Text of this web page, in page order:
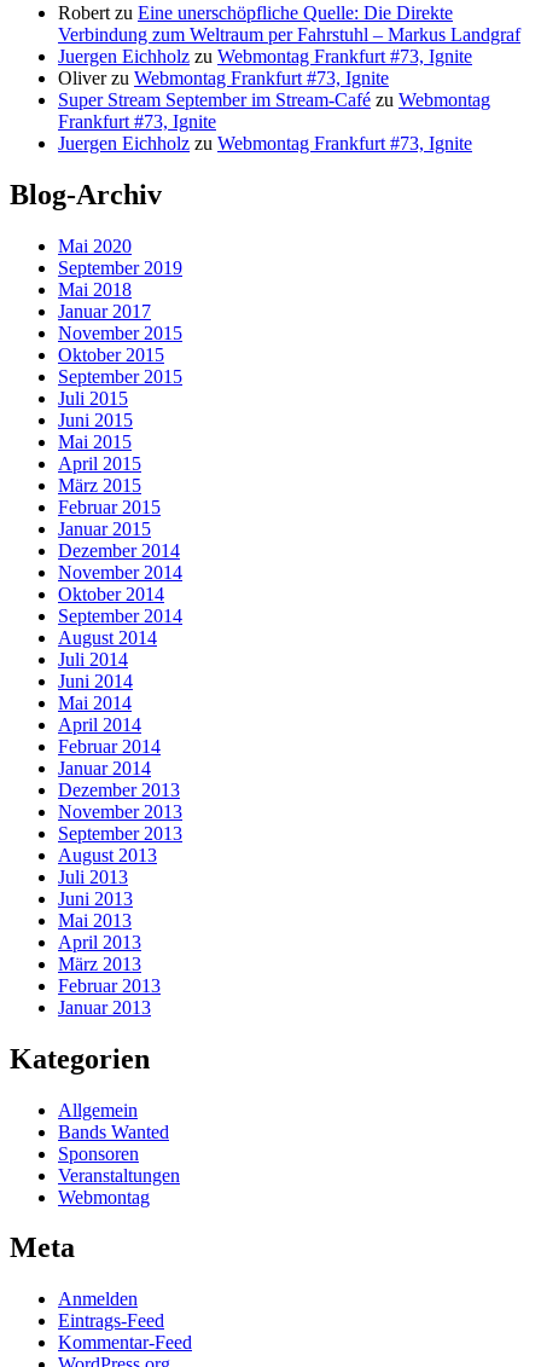
Robert zu Eine unerschöpfliche Quelle: Die Direkte
Verbindung zum Weltraum per Fahrstuhl – Markus Landgraf
Juergen Eichholz zu Webmontag Frankfurt #73, Ignite
Oliverzu Webmontag Frankfurt #73, Ignite
Super Stream September im Stream-Café zu Webmontag
Frankfurt #73, Ignite
Juergen Eichholz zu Webmontag Frankfurt #73, Ignite
Blog-Archiv
Mai 2020
September 2019
Mai 2018
Januar 2017
November 2015
Oktober 2015
September 2015
Juli 2015
Juni 2015
Mai 2015
April 2015
März 2015
Februar 2015
Januar 2015
Dezember 2014
November 2014
Oktober 2014
September 2014
August 2014
Juli 2014
Juni 2014
Mai 2014
April 2014
Februar 2014
Januar 2014
Dezember 2013
November 2013
September 2013
August 2013
Juli 2013
Juni 2013
Mai 2013
April 2013
März 2013
Februar 2013
Januar 2013
Kategorien
Allgemein
Bands Wanted
Sponsoren
Veranstaltungen
Webmontag
Meta
Anmelden
Eintrags-Feed
Kommentar-Feed